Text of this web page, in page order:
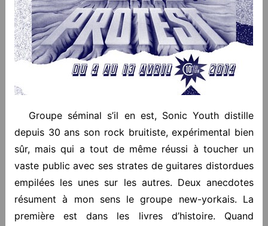
Groupe séminal s’il en est, Sonic Youth distille
depuis 30 ans son rock bruitiste, expérimental bien
sûr, mais qui a tout de même réussi à toucher un
vaste public avec ses strates de guitares distordues
empilées les unes sur les autres. Deux anecdotes
résument à mon sens le groupe new-yorkais. La
première est dans les livres d’histoire. Quand